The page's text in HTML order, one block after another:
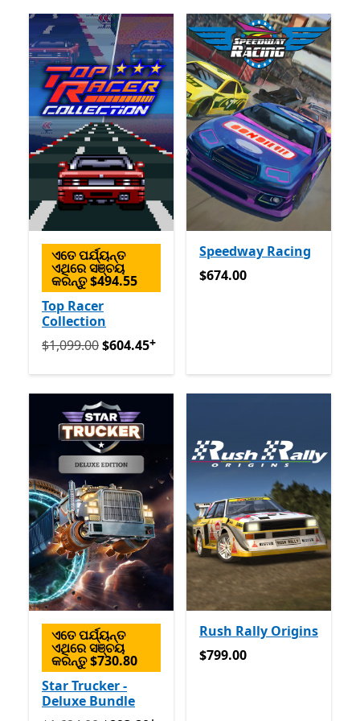
ଏତେ ପର୍ଯ୍ୟନ୍ତ
ଏଥିରେ ସଞ୍ଚୟ
କରନ୍ତୁ $494.55
Top Racer
Collection
ପ୍ରକୃତରେ $1,099.00 ବର୍ତ୍ତମାନ $604.45
$1,099.00$604.45+
Speedway Racing
$674.00
$674.00
ଏତେ ପର୍ଯ୍ୟନ୍ତ
ଏଥିରେ ସଞ୍ଚୟ
କରନ୍ତୁ $730.80
Star Trucker -
Deluxe Bundle
Rush Rally Origins
$799.00
$799.00